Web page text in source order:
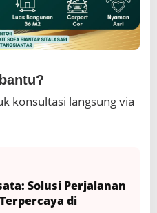
konsultasi langsung via
Solusi Perjalanan
di